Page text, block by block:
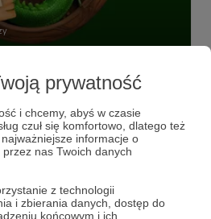
prywatność
i chcemy, abyś w czasie
czuł się komfortowo, dlatego też
informacje o
nas Twoich danych
z technologii
i zbierania danych, dostęp do
końcowym i ich
Partonów i Patronki z progu Frodo
pierwszego odcinka Postscriptum,
dodatkowego materiału
w każdy piątek.
+2